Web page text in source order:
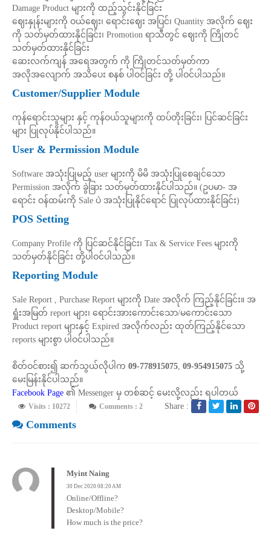
Damage Product များကို ထည့်သွင်းနိုင်ခြင်း
ဈေးနှုန်းများကို ဝယ်ဈေး၊ ရောင်းဈေး အပြင်၊ Quantity အလိုက် ဈေး
ကို သတ်မှတ်ထားနိုင်ခြင်း၊ Promotion ရာသီတွင် ဈေးကို ကြိုတင်
သတ်မှတ်ထားနိုင်ခြင်း
ဆေးလက်ကျန် အရေအတွက် ကို ကြိုတင်သတ်မှတ်ကာ
အလိုအလျောက် အသိပေး စနစ် ပါဝင်ခြင်း တို့ ပါဝင်ပါသည်။
Customer/Supplier Module
ကုန်ရောင်းသူများ နှင့် ကုန်ဝယ်သူများကို ထပ်တိုးခြင်း၊ ပြင်ဆင်ခြင်း
များ ပြုလုပ်နိုင်ပါသည်။
User & Permission Module
Software အသုံးပြုမည့် user များကို မိမိ အသုံးပြုစေချင်သော
Permission အလိုက် ခွဲခြား သတ်မှတ်ထားနိုင်ပါသည်။ (ဥပမာ- အ
ရောင်း ဝန်ထမ်းကို Sale ပဲ အသုံးပြုနိုင်ရောင် ပြုလုပ်ထားနိုင်ခြင်း)
POS Setting
Company Profile ကို ပြင်ဆင်နိုင်ခြင်း၊ Tax & Service Fees များကို
သတ်မှတ်နိုင်ခြင်း တို့ပါဝင်ပါသည်။
Reporting Module
Sale Report , Purchase Report များကို Date အလိုက် ကြည့်နိုင်ခြင်း။ အ
ရှူံးအမြတ် report များ၊ ရောင်းအားကောင်းသော/မကောင်းသော
Product report များနှင့် Expired အလိုက်လည်း ထုတ်ကြည့်နိုင်သော
reports များစွာ ပါဝင်ပါသည်။
စိတ်ဝင်စား၍ ဆက်သွယ်လိုပါက 09-778915075, 09-954915075 သို့
မေးမြန်းနိုင်ပါသည်။
Facebook Page ၏ Messenger မှ တစ်ဆင့် မေးလို့လည်း ရပါတယ်
Visits : 10272 Comments : 2 Share :
Comments
Myint Naing
30 Dec 2020 08:20 AM
Online/Offline?
Desktop/Mobile?
How much is the price?